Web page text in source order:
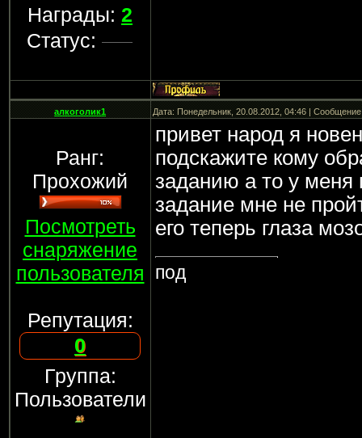
Награды: 2
Статус:
алкоголик1 Дата: Понедельник, 20.08.2012, 04:46 |
Ранг:
Прохожий
Посмотреть
снаряжение
пользователя
Репутация:
0
Группа:
Пользователи
привет народ я
подскажите кому
заданию а то у меня
задание мне не
его теперь глаза
под